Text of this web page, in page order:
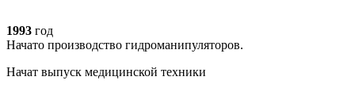
1993 год
Начато производство гидроманипуляторов.
Начат выпуск медицинской техники